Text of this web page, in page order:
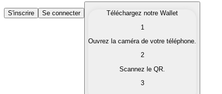
Acheter des Cryptomonnaies
Achetez les cryptomonnaies qui vous intéressent
Convertissez vos cryptomonnaies en monnaie
S'inscrire Se connecter
Téléchargez notre Wallet
1
Ouvrez la caméra de votre téléphone.
2
Scannez le QR.
3